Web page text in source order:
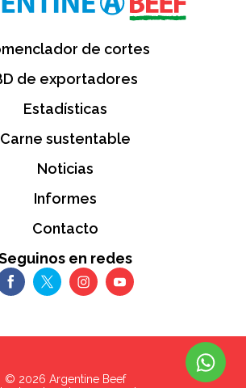
de cortes
de exportadores
Estadísticas
Carne sustentable
Noticias
Informes
Contacto
en redes
© 2026 Argentine Beef